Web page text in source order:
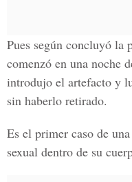
Pues según concluyó la
comenzó en una noche
introdujo el artefacto y
sin haberlo retirado.
Es el primer caso de
sexual dentro de su